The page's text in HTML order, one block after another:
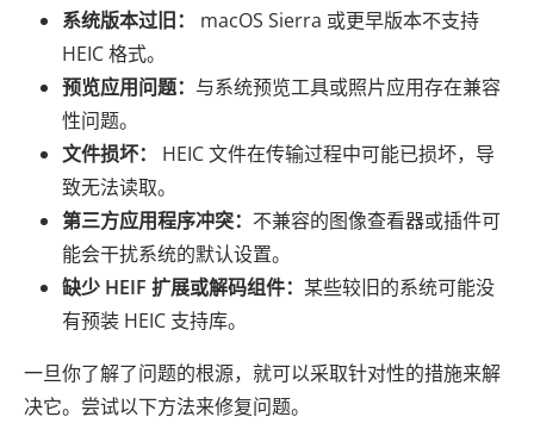
系统版本过旧：
macOS Sierra 或更早版本不支持
HEIC 格式。
预览应用问题： 与系统预览工具或照片应用存在兼容
性问题。
文件损坏：
HEIC 文件在传输过程中可能已损坏，导
致无法读取。
第三方应用程序冲突： 不兼容的图像查看器或插件可
能会干扰系统的默认设置。
缺少 HEIF 扩展或解码组件： 某些较旧的系统可能没
有预装 HEIC 支持库。
一旦你了解了问题的根源，就可以采取针对性的措施来解
决它。尝试以下方法来修复问题。